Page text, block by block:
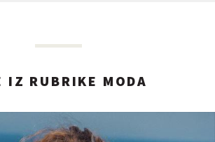
IZ RUBRIKE MODA